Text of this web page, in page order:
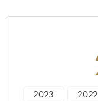
2023 2022